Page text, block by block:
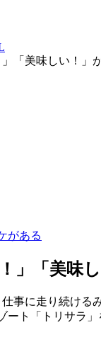
」「美味しい！
がある
！」「美味
仕事に走り続け
ート「トリサラ」